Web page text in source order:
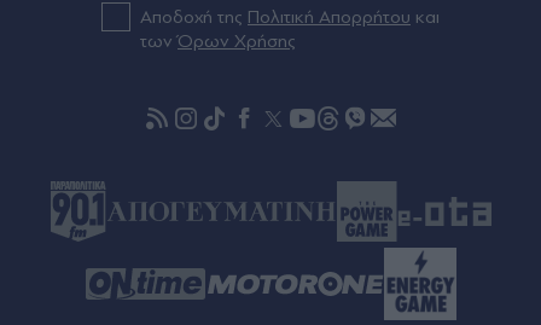
την Ιουλιάννα Ρούσου και ασημένιο μετάλλιο
Βραζιλία: Συντριβή ελικοπτέρου στο Ρίο ντε
Τζανέιρο - 4 νεκροί (Βίντεο)
Αποδοχή της Πολιτική Απορρήτου και
τωνΌρων Χρήσης